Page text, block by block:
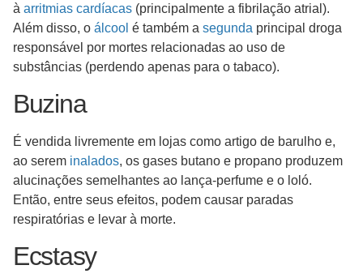
à arritmias cardíacas (principalmente a fibrilação atrial).
Além disso, o álcool é também a segunda principal droga
responsável por mortes relacionadas ao uso de
substâncias (perdendo apenas para o tabaco).
Buzina
É vendida livremente em lojas como artigo de barulho e,
ao serem inalados, os gases butano e propano produzem
alucinações semelhantes ao lança-perfume e o loló.
Então, entre seus efeitos, podem causar paradas
respiratórias e levar à morte.
Ecstasy